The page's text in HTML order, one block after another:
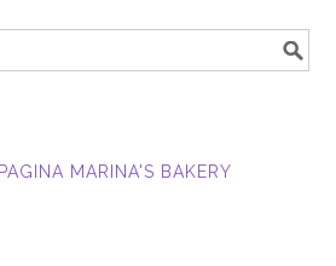
MARINA'S BAKERY